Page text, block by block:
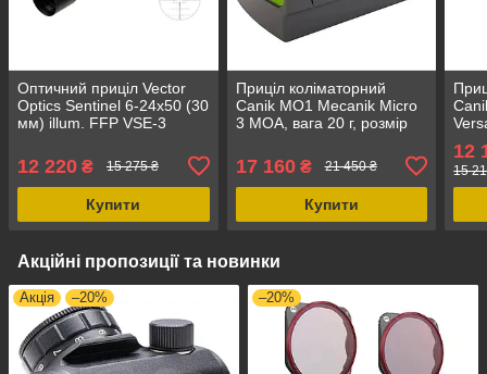
Оптичний приціл Vector
Optics Sentinel 6-24x50 (30
мм) illum. FFP VSE-3
кольору
12 220 ₴ 15 275 ₴
Купити
Приціл коліматорний
Canik MO1 Mecanik Micro
3 MOA, вага 20 г, розмір
точка 3 MOA
17 160₴ 21 450 ₴
Купити
для
12
15
Акційні пропозиції та новинки
Акція –20% –20%